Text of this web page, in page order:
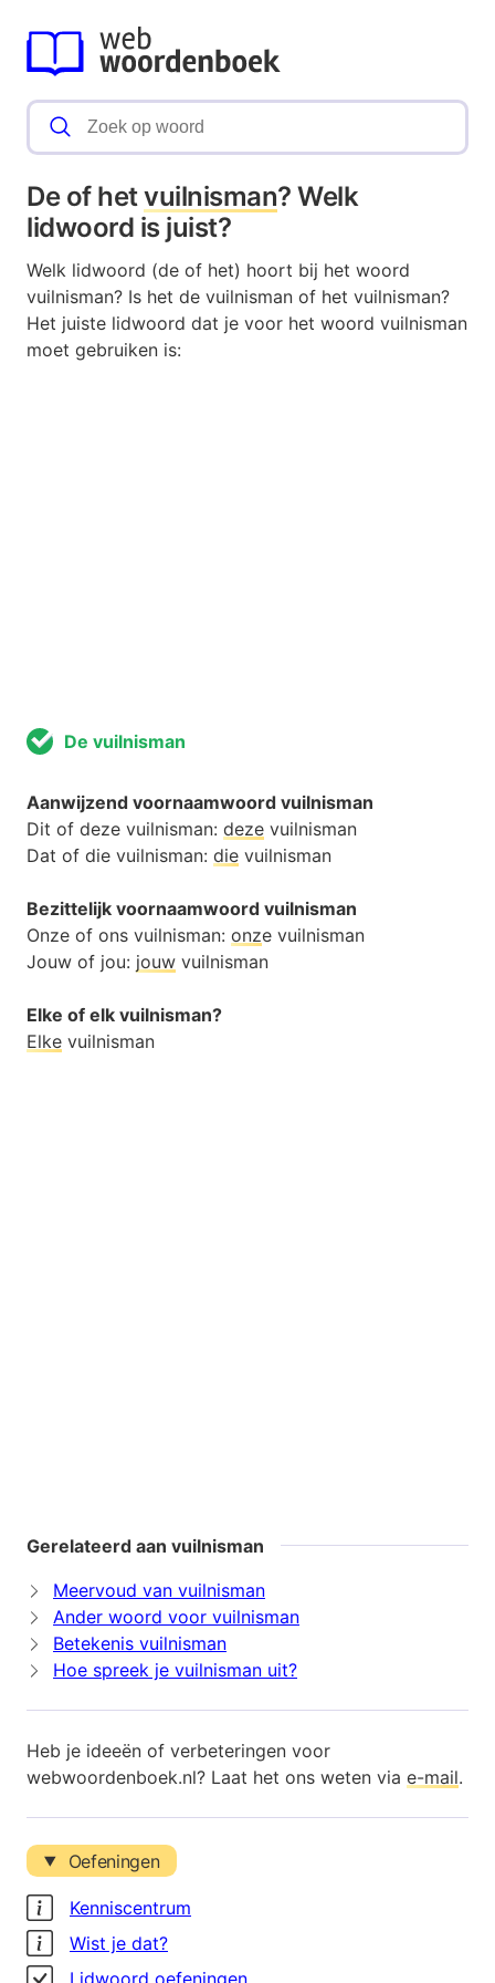
De of hetvuilnisman? Welk
lidwoord is juist?
Welk lidwoord (de of het) hoort bij het woord
vuilnisman? Is het de vuilnisman of het vuilnisman?
Het juiste lidwoord dat je voor het woord vuilnisman
moet gebruiken is:
De vuilnisman
Aanwijzend voornaamwoord vuilnisman
Dit of deze vuilnisman: deze vuilnisman
Dat of die vuilnisman: die vuilnisman
Bezittelijk voornaamwoord vuilnisman
Onze of ons vuilnisman: onze vuilnisman
Jouw of jou: jouw vuilnisman
Elke of elk vuilnisman?
Elke vuilnisman
Gerelateerd aan vuilnisman
Meervoud van vuilnisman
Ander woord voor vuilnisman
Betekenis vuilnisman
Hoe spreek je vuilnisman uit?
Heb je ideeën of verbeteringen voor
webwoordenboek.nl? Laat het ons weten via e-mail.
Oefeningen
Kenniscentrum
Wist je dat?
Lidwoord oefeningen